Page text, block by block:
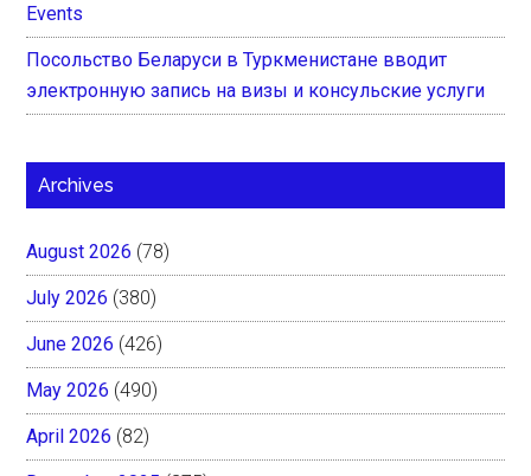
Events
Посольство Беларуси в Туркменистане вводит
электронную запись на визы и консульские услуги
Archives
August 2026 (78)
July 2026 (380)
June 2026 (426)
May 2026 (490)
April 2026 (82)